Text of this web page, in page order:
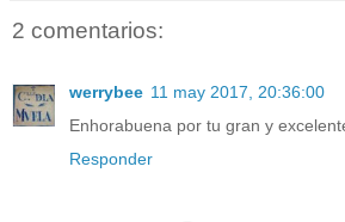
2 comentarios:
werrybee 11 may 2017, 20:36:00
Enhorabuena por tu gran y
Responder